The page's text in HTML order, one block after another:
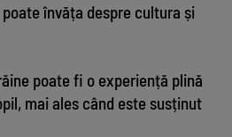
învăța despre cultura și
poate fi o experiență plină
mai ales când este susținut